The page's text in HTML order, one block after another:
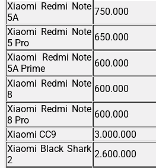
Xiaomi Redmi Note
5A
750.000
Xiaomi Redmi Note
5 Pro
650.000
Xiaomi Redmi Note
5A Prime
600.000
Xiaomi Redmi Note
8
600.000
Xiaomi Redmi Note
8 Pro
600.000
Xiaomi CC9
3.000.000
Xiaomi Black Shark
2
2.600.000